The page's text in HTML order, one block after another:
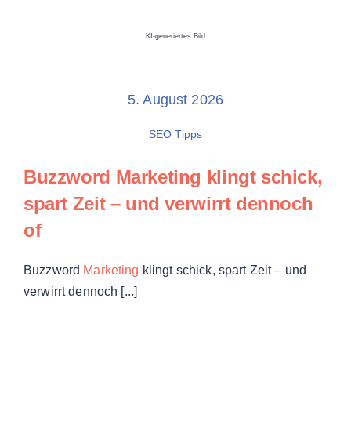
KI-generiertes Bild
5. August 2026
SEO Tipps
Buzzword Marketing klingt schick,
spart Zeit – und verwirrt dennoch
of
Buzzword Marketing klingt schick, spart Zeit – und
verwirrt dennoch [...]